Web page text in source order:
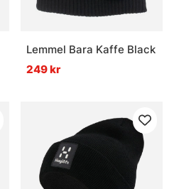
Lemmel Bara Kaffe Black
249 kr